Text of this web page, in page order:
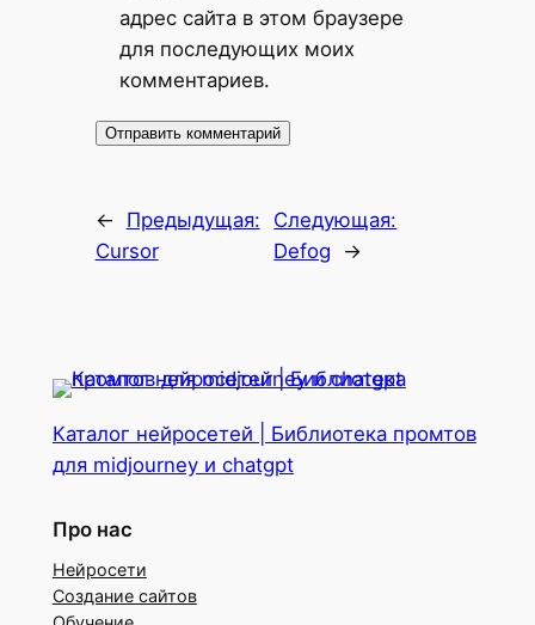
адрес сайта в этом браузере
для последующих моих
комментариев.
←
Предыдущая:
Cursor
Следующая:
Defog
→
Каталог нейросетей | Библиотека промтов
для midjourney и chatgpt
Про нас
Нейросети
Создание сайтов